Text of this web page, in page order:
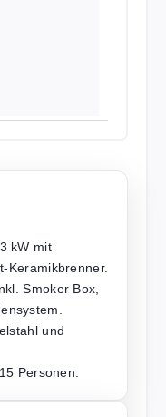
kW mit
Keramikbrenner.
Smoker Box,
und
Personen.